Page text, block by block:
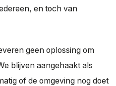
en toch van
geen oplossing om
blijven aangehaakt als
of de omgeving nog doet